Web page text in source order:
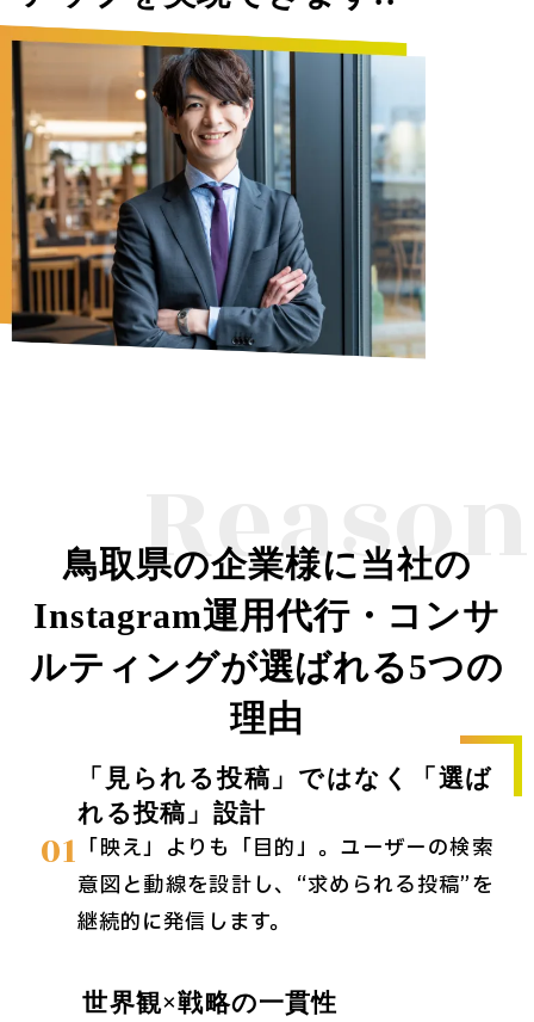
Reason
鳥取県の企業様に当社の
Instagram運用代行・コンサ
ルティングが選ばれる5つの
理由
01
「見られる投稿」ではなく「選ば
れる投稿」設計
「映え」よりも「目的」。ユーザーの検索
意図と動線を設計し、“求められる投稿”を
継続的に発信します。
世界観×戦略の一貫性